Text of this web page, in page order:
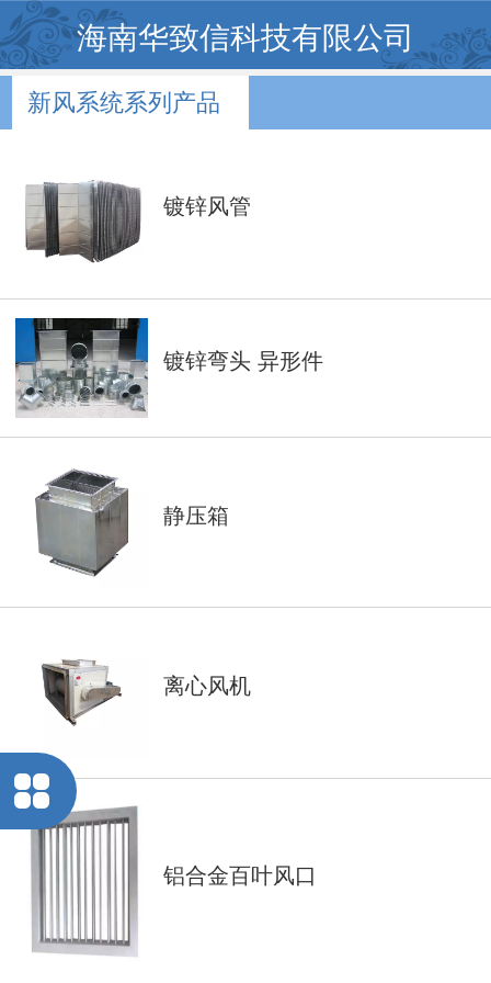
海南华致信科技有限公司
新风系统系列产品
镀锌风管
镀锌弯头 异形件
静压箱
离心风机
铝合金百叶风口